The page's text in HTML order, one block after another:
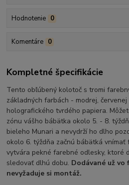
Hodnotenie 0
Komentáre 0
Kompletné špecifikácie
Tento obľúbený kolotoč s tromi
základných farbách - modrej,
holografického tvrdého papiera.
zónu vášho bábätka okolo 5. - 8.
bieleho Munari a nevydrží ho dlho
okolo 6. týždňa začnú bábätká
vytvára pekné farebné odlesky, ktoré
sledovať dlhú dobu. Dodávané už
nevyžaduje si montáž.